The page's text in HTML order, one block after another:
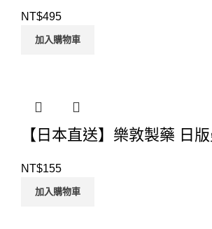
NT$495
加入購物車
【日本直送】樂敦製藥 日
NT$155
加入購物車